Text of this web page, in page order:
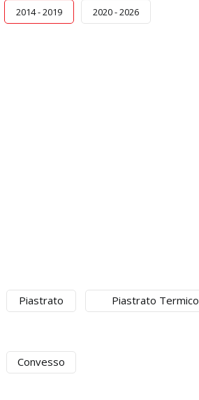
2014 - 2019 2020 - 2026
Piastrato Piastrato Termico
Convesso